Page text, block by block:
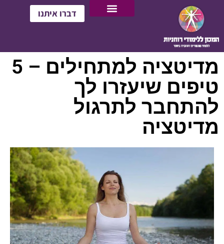
דברו איתנו
מדיטציה למתחילים – 5
טיפים שיעזרו לך
להתחבר לתרגול
מדיטציה